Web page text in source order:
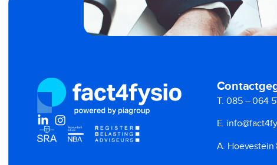
T. 085 – 064
E.
A. Hoevestein